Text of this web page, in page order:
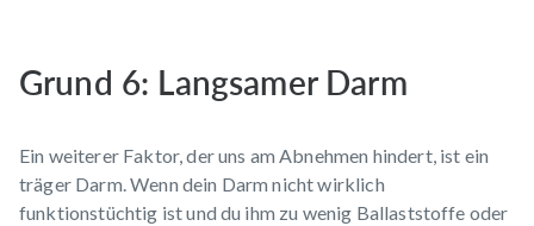
Grund 6: Langsamer Darm
Ein weiterer Faktor, der uns am Abnehmen hindert, ist ein
träger Darm. Wenn dein Darm nicht wirklich
funktionstüchtig ist und du ihm zu wenig Ballaststoffe oder